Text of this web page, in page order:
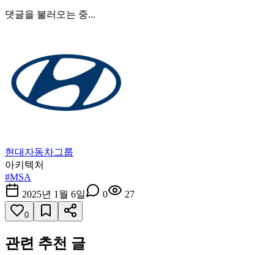
댓글을 불러오는 중...
현대자동차그룹
아키텍처
#MSA
2025년 1월 6일
0 27
0
관련 추천 글